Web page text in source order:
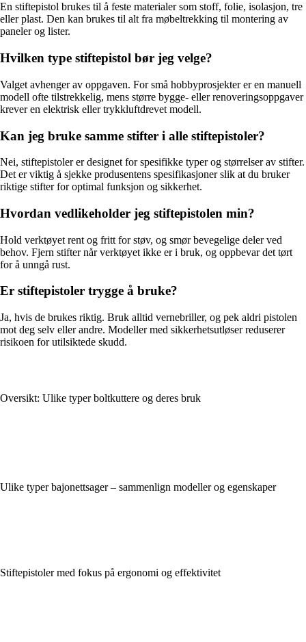
En stiftepistol brukes til å feste materialer som stoff, folie, isolasjon, tre
eller plast. Den kan brukes til alt fra møbeltrekking til montering av
paneler og lister.
Hvilken type stiftepistol bør jeg velge?
Valget avhenger av oppgaven. For små hobbyprosjekter er en manuell
modell ofte tilstrekkelig, mens større bygge- eller renoveringsoppgaver
krever en elektrisk eller trykkluftdrevet modell.
Kan jeg bruke samme stifter i alle stiftepistoler?
Nei, stiftepistoler er designet for spesifikke typer og størrelser av stifter.
Det er viktig å sjekke produsentens spesifikasjoner slik at du bruker
riktige stifter for optimal funksjon og sikkerhet.
Hvordan vedlikeholder jeg stiftepistolen min?
Hold verktøyet rent og fritt for støv, og smør bevegelige deler ved
behov. Fjern stifter når verktøyet ikke er i bruk, og oppbevar det tørt
for å unngå rust.
Er stiftepistoler trygge å bruke?
Ja, hvis de brukes riktig. Bruk alltid vernebriller, og pek aldri pistolen
mot deg selv eller andre. Modeller med sikkerhetsutløser reduserer
risikoen for utilsiktede skudd.
Oversikt: Ulike typer boltkuttere og deres bruk
Ulike typer bajonettsager – sammenlign modeller og egenskaper
Stiftepistoler med fokus på ergonomi og effektivitet